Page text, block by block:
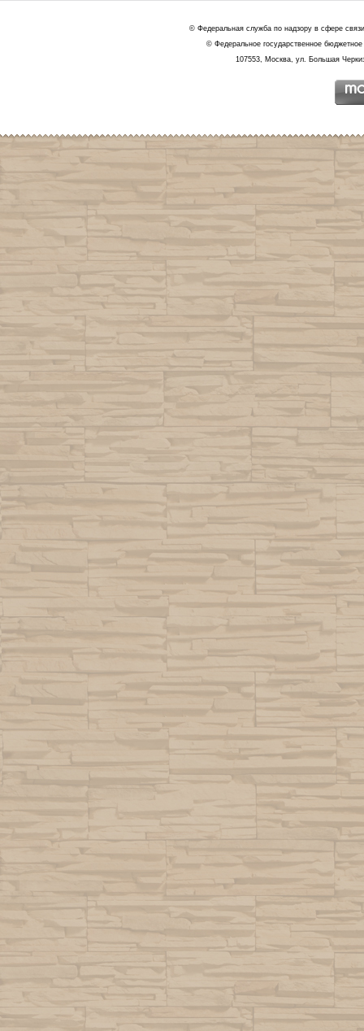
© Федеральная служба по надзору в сфере
© Федеральное государственное
107553, Москва, ул. Большая